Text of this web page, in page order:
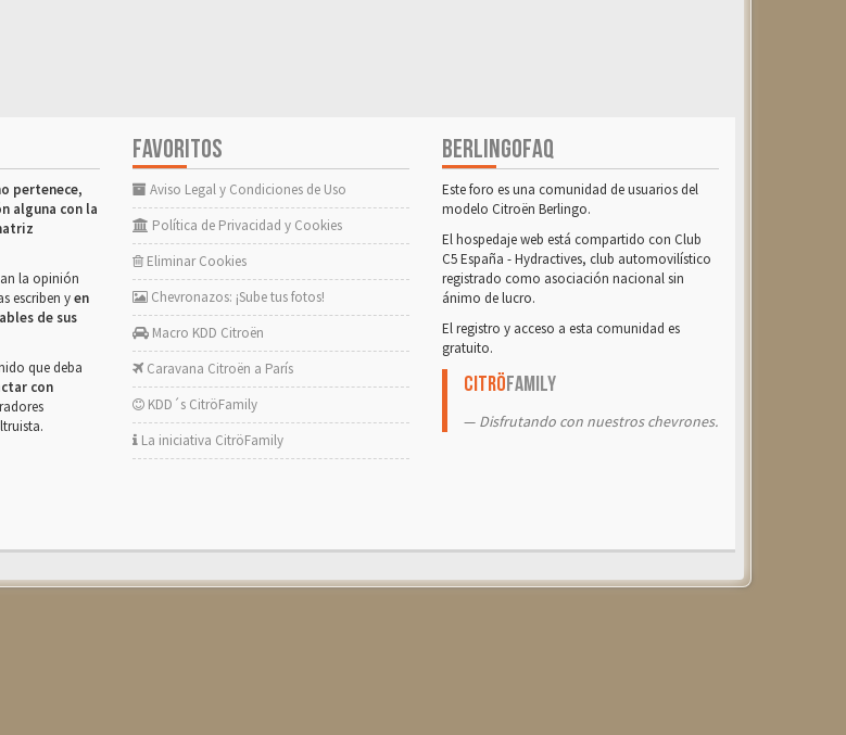
pertenece,
alguna con la
la opinión
escriben yen
de sus
que deba
con
FAVORITOS
Aviso Legal y Condiciones de Uso
Política de Privacidad y Cookies
Eliminar Cookies
Chevronazos: ¡Sube tus fotos!
Macro KDD Citroën
Caravana Citroën a París
KDD´s CitröFamily
La iniciativa CitröFamily
BERLINGOFAQ
Este foro es una comunidad de usuarios del
modelo Citroën Berlingo.
El hospedaje web está compartido con Club
C5 España - Hydractives, club automovilístico
registrado como asociación nacional sin
ánimo de lucro.
El registro y acceso a esta comunidad es
gratuito.
CitröFamily
Disfrutando con nuestros chevrones.